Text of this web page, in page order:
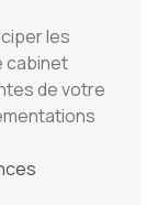
les
cabinet
de votre